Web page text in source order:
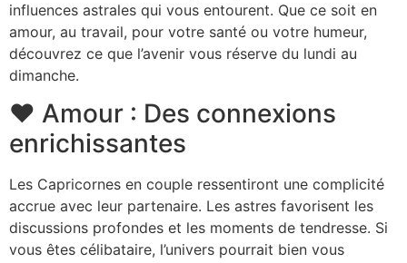
influences astrales qui vous entourent. Que ce soit en
amour, au travail, pour votre santé ou votre humeur,
découvrez ce que l’avenir vous réserve du lundi au
dimanche.
❤️ Amour : Des connexions
enrichissantes
Les Capricornes en couple ressentiront une complicité
accrue avec leur partenaire. Les astres favorisent les
discussions profondes et les moments de tendresse. Si
vous êtes célibataire, l’univers pourrait bien vous